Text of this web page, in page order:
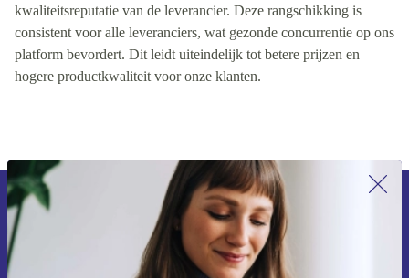
kwaliteitsreputatie van de leverancier. Deze rangschikking is
consistent voor alle leveranciers, wat gezonde concurrentie op ons
platform bevordert. Dit leidt uiteindelijk tot betere prijzen en
hogere productkwaliteit voor onze klanten.
Meld je aan voor onze nieuwsbrief en
ontvang €15 korting!
Mis nooit meer een aanbieding.